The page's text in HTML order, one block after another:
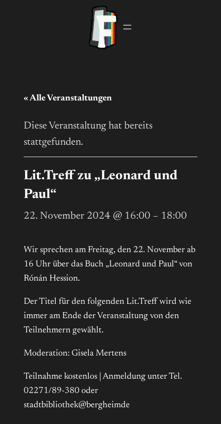
« Alle Veranstaltungen
Diese Veranstaltung hat bereits
stattgefunden.
Lit.Treff zu „Leonard und
Paul“
22. November 2024 @ 16:00 – 18:00
Wir sprechen am Freitag, den 22. November ab
16 Uhr über das Buch „Leonard und Paul“ von
Rónán Hession.
Der Titel für den folgenden Lit.Treff wird wie
immer am Ende der Veranstaltung von den
Teilnehmern gewählt.
Moderation: Gisela Mertens
Teilnahme kostenlos | Anmeldung unter Tel.
02271/89-380 oder
stadtbibliothek@bergheimde